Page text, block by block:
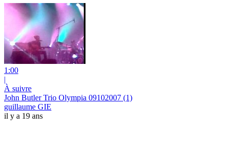
1:00
|
À suivre
John Butler Trio Olympia 09102007 (1)
guillaume GIE
il y a 19 ans